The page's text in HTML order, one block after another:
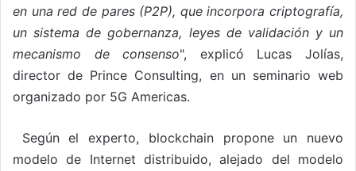
en una red de pares (P2P), que incorpora criptografía,
un sistema de gobernanza, leyes de validación y un
mecanismo de consenso", explicó Lucas Jolías,
director de Prince Consulting, en un seminario web
organizado por 5G Americas.
Según el experto, blockchain propone un nuevo
modelo de Internet distribuido, alejado del modelo